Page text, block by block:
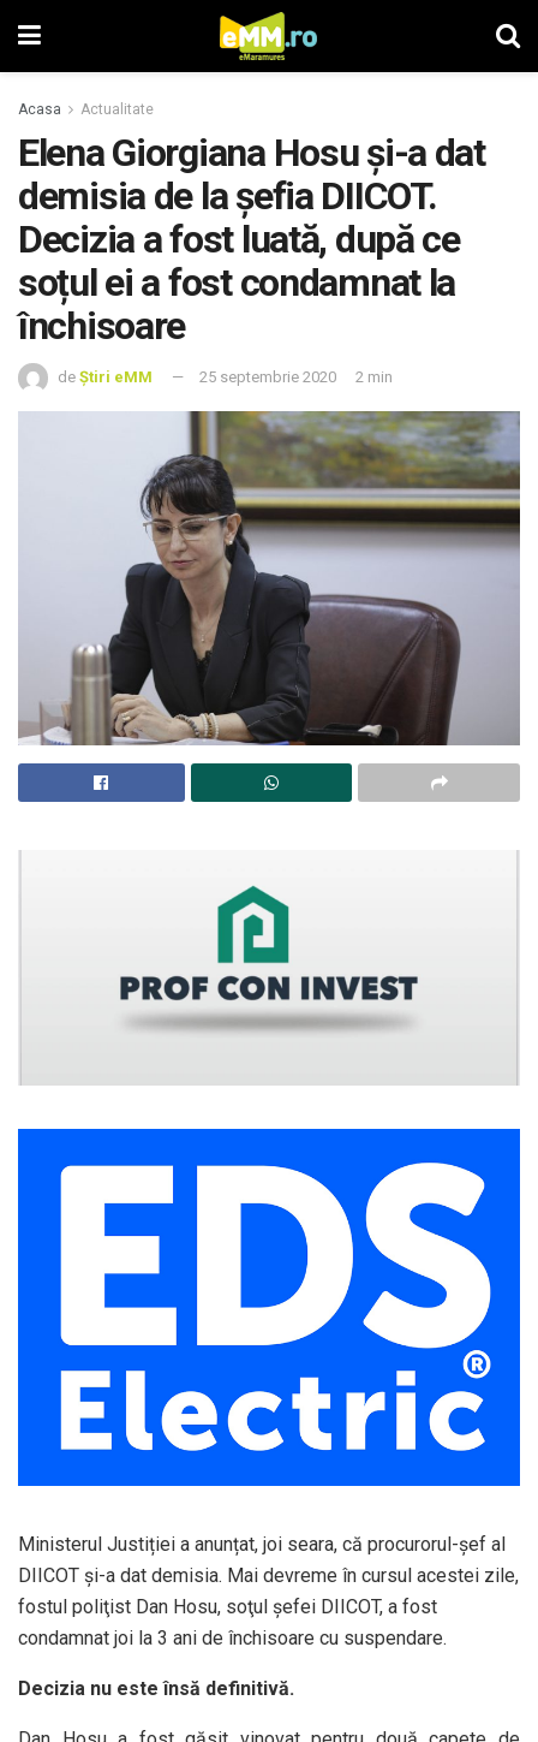
Acasa Actualitate
Elena Giorgiana Hosu și-a dat
demisia de la șefia DIICOT.
Decizia a fost luată, după ce
soțul ei a fost condamnat la
închisoare
de Știri eMM 25 septembrie 2020 2 min
Ministerul Justiției a anunțat, joi seara, că procurorul-șef al
DIICOT și-a dat demisia. Mai devreme în cursul acestei zile,
fostul poliţist Dan Hosu, soţul şefei DIICOT, a fost
condamnat joi la 3 ani de închisoare cu suspendare.
Decizia nu este însă definitivă.